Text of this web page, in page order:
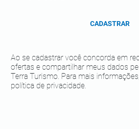
Ao se cadastrar você concorda em
ofertas e compartilhar meus dados
Terra Turismo. Para mais
política de privacidade.
CADASTRAR